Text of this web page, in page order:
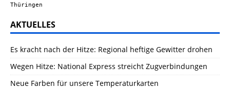
Thüringen
AKTUELLES
Es kracht nach der Hitze: Regional heftige Gewitter drohen
Wegen Hitze: National Express streicht Zugverbindungen
Neue Farben für unsere Temperaturkarten